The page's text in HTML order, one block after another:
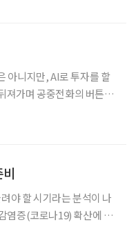
야 할 시기라는 분석이 나
염증(코로나19) 확산에 따